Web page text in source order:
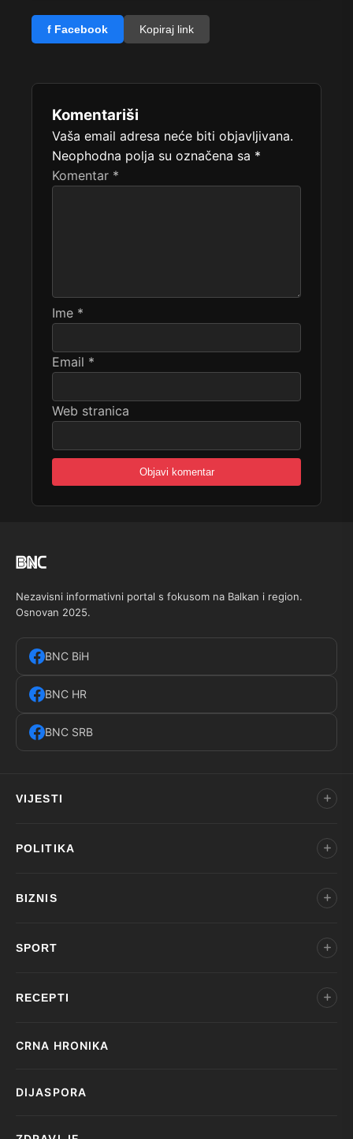
f Facebook Kopiraj link
Komentariši
Vaša email adresa neće biti objavljivana.
Neophodna polja su označena sa *
Komentar *
Ime *
Email *
Web stranica
Nezavisni informativni portal s fokusom na Balkan i region.
Osnovan 2025.
BNC BiH
BNC HR
BNC SRB
VIJESTI
POLITIKA
BIZNIS
SPORT
RECEPTI
CRNA HRONIKA
DIJASPORA